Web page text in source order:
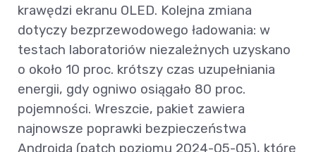
krawędzi ekranu OLED. Kolejna zmiana
dotyczy bezprzewodowego ładowania: w
testach laboratoriów niezależnych uzyskano
o około 10 proc. krótszy czas uzupełniania
energii, gdy ogniwo osiągało 80 proc.
pojemności. Wreszcie, pakiet zawiera
najnowsze poprawki bezpieczeństwa
Androida (patch poziomu 2024-05-05), które